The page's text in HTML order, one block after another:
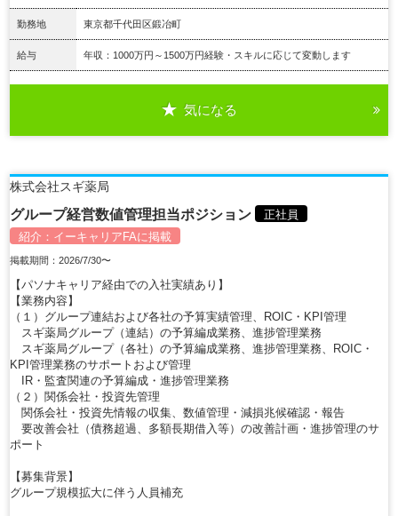
勤務地 東京都千代田区鍛冶町
給与 年収：1000万円～1500万円経験・スキルに応じて変動します
気になる
株式会社スギ薬局
グループ経営数値管理担当ポジション
正社員
紹介： イーキャリアFAに掲載
掲載期間：2026/7/30〜
【パソナキャリア経由での入社実績あり】
【業務内容】
（１）グループ連結および各社の予算実績管理、ROIC・KPI管理
スギ薬局グループ（連結）の予算編成業務、進捗管理業務
スギ薬局グループ（各社）の予算編成業務、進捗管理業務、ROIC・
KPI管理業務のサポートおよび管理
IR・監査関連の予算編成・進捗管理業務
（２）関係会社・投資先管理
関係会社・投資先情報の収集、数値管理・減損兆候確認・報告
要改善会社（債務超過、多額長期借入等）の改善計画・進捗管理のサ
ポート
【募集背景】
グループ規模拡大に伴う人員補充